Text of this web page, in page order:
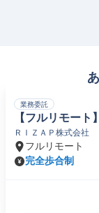
業務委託
【フルリモー
ＲＩＺＡＰ株式会社
フルリモート
完全歩合制